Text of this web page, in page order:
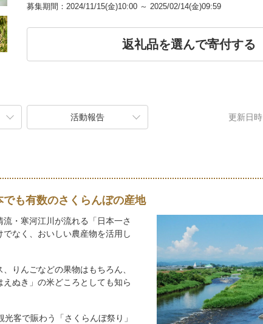
募集期間 2024/11/15(金)10:00 ～ 2025/02/14(金)09:59
返礼品を選んで寄付する
活動報告 更新日時
も有数のさくらんぼの産地
・寒河江川が流れる「日本一さ
なく、おいしい農産物を活用し
りんごなどの果物はもちろん、
ぬき」の米どころとしても知ら
客で賑わう「さくらんぼ祭り」